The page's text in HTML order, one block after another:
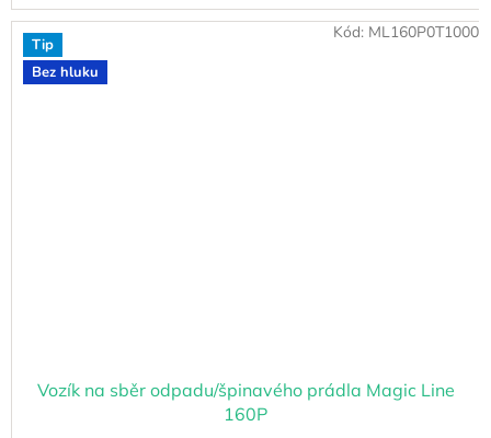
Tip
Bez hluku
Vozík na sběr odpadu/špinavého prádla Magic Line
160P
Kód: ML160P0T1000